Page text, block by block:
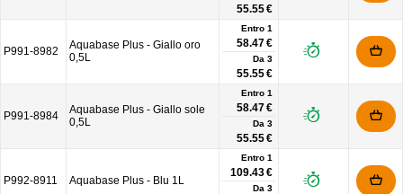
55.55 €
P991-8982
Aquabase Plus - Giallo oro
0,5L
Entro 1
58.47 €
Da 3
55.55 €
P991-8984
Aquabase Plus - Giallo sole
0,5L
Entro 1
58.47 €
Da 3
55.55 €
P992-8911 Aquabase Plus - Blu 1L
Entro 1
109.43 €
Da 3